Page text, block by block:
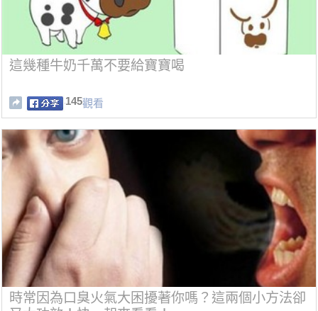
這幾種牛奶千萬不要給寶寶喝
145觀看
時常因為口臭火氣大困擾著你嗎？這兩個小方法卻